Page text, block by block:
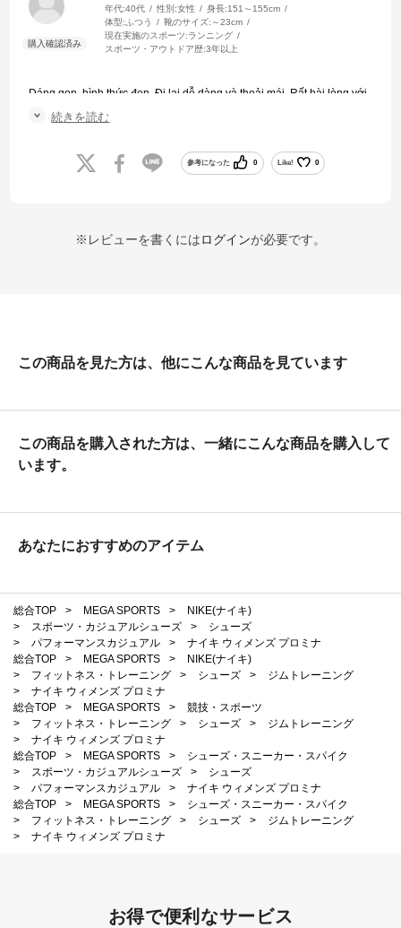
年代:40代 性別:女性 身長:151～155cm
体型: ふつう 靴のサイズ: ～23cm
現在実施のスポーツ:ランニング
スポーツ・アウトドア歴:3年以上
Dáng gọn, hình thức đẹp. Đi lại dễ dàng và thoải mái. Rất hài lòng với
sản phẩm ♥️♥️♥️. Chúc Nike phát triển mạnh mẽ khắp toàn cầu để tất cả
続きを読む
参考になった 0 Like! 0
※レビューを書くにはログインが必要です。
この商品を見た方は、他にこんな商品を見ています
この商品を購入された方は、一緒にこんな商品を購入して
います。
あなたにおすすめのアイテム
総合TOP > MEGA SPORTS >
NIKE(ナイキ)
>
スポーツ・カジュアルシューズ >
シューズ
>
パフォーマンスカジュアル >
ナイキ ウィメンズ プロミナ
総合TOP
> MEGA SPORTS >
NIKE(ナイキ)
>
フィットネス・トレーニング > シューズ >
ジムトレーニング
>
ナイキ ウィメンズ プロミナ
総合TOP
> MEGA SPORTS >
競技・スポーツ
>
フィットネス・トレーニング > シューズ >
ジムトレーニング
>
ナイキ ウィメンズ プロミナ
総合TOP
> MEGA SPORTS >
シューズ・スニーカー・スパイク
>
スポーツ・カジュアルシューズ >
シューズ
>
パフォーマンスカジュアル >
ナイキ ウィメンズ プロミナ
総合TOP
> MEGA SPORTS >
シューズ・スニーカー・スパイク
>
フィットネス・トレーニング > シューズ >
ジムトレーニング
>
ナイキ ウィメンズ プロミナ
お得で便利なサービス